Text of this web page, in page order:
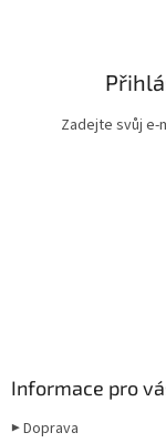
Zadejte svůj
Informace pro
▶ Doprava